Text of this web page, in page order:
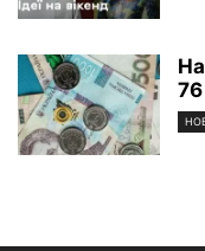
76